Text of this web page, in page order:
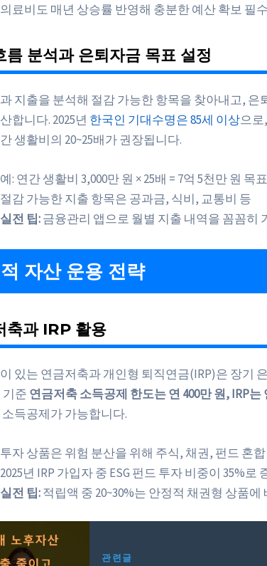
의료비도 매년 상승률 반영해 충분한 예산 확보 필수
름 분석과 은퇴자금 목표 설정
지출을 분석해 절감 가능한 항목을 찾아내고, 은
합니다. 2025년 한국인 기대수명은 85세 이상으로
생활비의 20~25배가 권장됩니다.
예: 연간 생활비 3,000만 원 × 25배 = 7억 5천만 원 목표
절감 가능한 지출 항목은 공과금, 식비, 교통비 등
실전 팁:금융관리 앱으로 월별 지출 내역을 꼼꼼히
자산 운용 전략
축과 IRP 활용
이 있는 연금저축과 개인형 퇴직연금(IRP)은 장기
기준 연금저축 소득공제 한도는 연 400만 원, IRP는
득공제가 가능합니다.
투자 상품은 위험 분산을 위해 주식, 채권, 펀드 혼
2025년 IRP 가입자 중 ESG 펀드 투자 비중이 35%로
실전 팁:적립액 중 20~30%는 안정적 채권형 상품에
관련글